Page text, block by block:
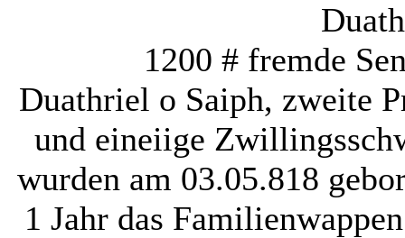
1200 # fremde
Duathriel o Saiph, zweite
und eineiige
wurden am 03.05.818
1 Jahr das